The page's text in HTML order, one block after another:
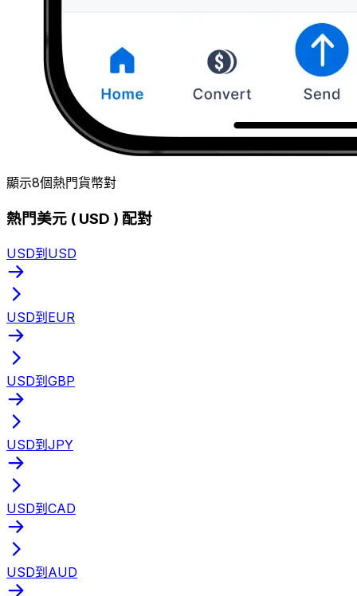
顯示8個熱門貨幣對
熱門美元 ( USD ) 配對
USD到USD
USD到EUR
USD到GBP
USD到JPY
USD到CAD
USD到AUD